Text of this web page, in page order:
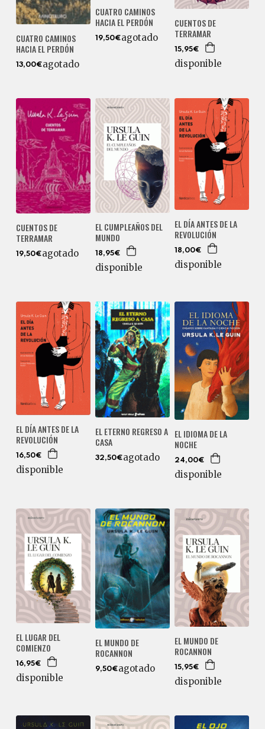
CUATRO CAMINOS
HACIA EL PERDÓN
13,00€agotado
CUATRO CAMINOS
HACIA EL PERDÓN
19,50€agotado
CUENTOS DE
TERRAMAR
15,95€
disponible
CUENTOS DE
TERRAMAR
19,50€agotado
EL CUMPLEAÑOS DEL
MUNDO
18,95€
disponible
EL DÍA ANTES DE LA
REVOLUCIÓN
18,00€
disponible
EL DÍA ANTES DE LA
REVOLUCIÓN
16,50€
disponible
EL ETERNO REGRESO A
CASA
32,50€agotado
EL IDIOMA DE LA
NOCHE
24,00€
disponible
EL LUGAR DEL
COMIENZO
16,95€
disponible
EL MUNDO DE
ROCANNON
9,50€agotado
EL MUNDO DE
ROCANNON
15,95€
disponible